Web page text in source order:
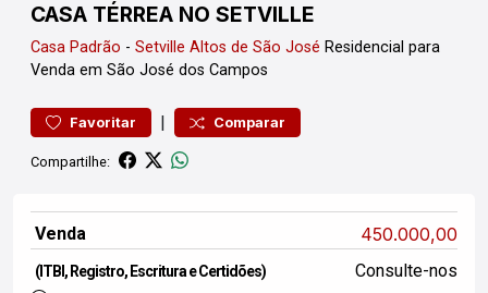
CASA TÉRREA NO SETVILLE
Casa Padrão - Setville Altos de São José Residencial para
Venda em São José dos Campos
Favoritar | Comparar
Compartilhe:
Venda 450.000,00
(ITBI, Registro, Escritura e Certidões) Consulte-nos